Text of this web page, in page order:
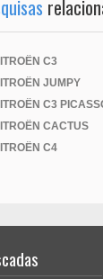
C3
JUMPY
C3
CACTUS
C4